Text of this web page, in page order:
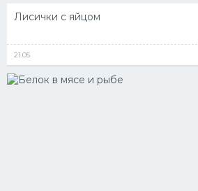
Лисички с яйцом
21.05